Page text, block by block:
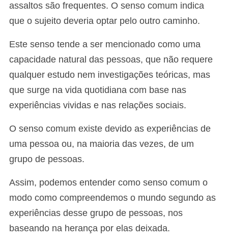
assaltos são frequentes. O senso comum indica
que o sujeito deveria optar pelo outro caminho.
Este senso tende a ser mencionado como uma
capacidade natural das pessoas, que não requere
qualquer estudo nem investigações teóricas, mas
que surge na vida quotidiana com base nas
experiências vividas e nas relações sociais.
O senso comum existe devido as experiências de
uma pessoa ou, na maioria das vezes, de um
grupo de pessoas.
Assim, podemos entender como senso comum o
modo como compreendemos o mundo segundo as
experiências desse grupo de pessoas, nos
baseando na herança por elas deixada.